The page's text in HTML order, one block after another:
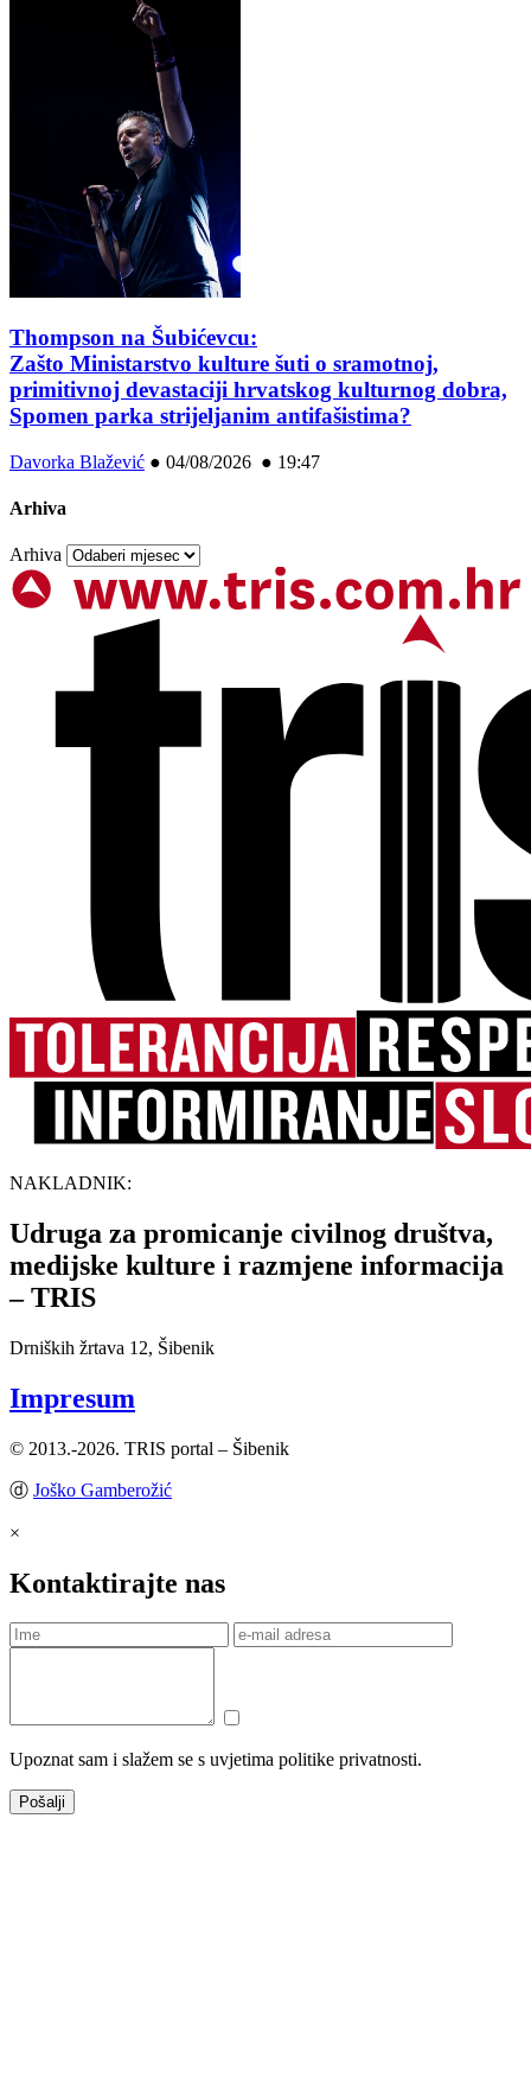
Thompson na Šubićevcu:
Zašto Ministarstvo kulture šuti o sramotnoj,
primitivnoj devastaciji hrvatskog kulturnog dobra,
Spomen parka strijeljanim antifašistima?
Davorka Blažević ● 04/08/2026 ● 19:47
Arhiva
Arhiva
NAKLADNIK:
Udruga za promicanje civilnog društva,
medijske kulture i razmjene informacija
– TRIS
Drniških žrtava 12, Šibenik
Impresum
© 2013.-2026. TRIS portal – Šibenik
ⓓ Joško Gamberožić
×
Kontaktirajte nas
Upoznat sam i slažem se s uvjetima politike privatnosti.
Pošalji